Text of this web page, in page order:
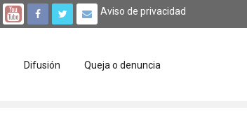
Aviso de privacidad
Difusión Queja o denuncia